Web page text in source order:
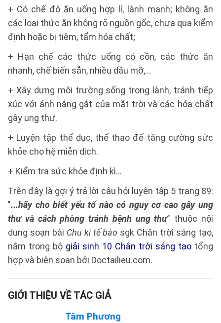
+ Có chế độ ăn uống hợp lí, lành mạnh; không ăn
các loại thức ăn không rõ nguồn gốc, chưa qua kiểm
định hoặc bị tiêm, tẩm hóa chất;
+ Hạn chế các thức uống có cồn, các thức ăn
nhanh, chế biến sẵn, nhiều dầu mỡ,...
+ Xây dựng môi trường sống trong lành, tránh tiếp
xúc với ánh nắng gắt của mặt trời và các hóa chất
gây ung thư.
+ Luyện tập thể dục, thể thao để tăng cường sức
khỏe cho hệ miễn dịch.
+ Kiểm tra sức khỏe định kì…
Trên đây là gợi ý trả lời câu hỏi luyện tập 5 trang 89:
"...hãy cho biết yếu tố nào có nguy cơ cao gây ung
thư và cách phòng tránh bệnh ung thư" thuộc nội
dung soạn bài Chu kì tế bào sgk Chân trời sáng tạo,
nằm trong bộ giải sinh 10 Chân trời sáng tạo tổng
hợp và biên soạn bởi Doctailieu.com.
GIỚI THIỆU VỀ TÁC GIẢ
Tâm Phương